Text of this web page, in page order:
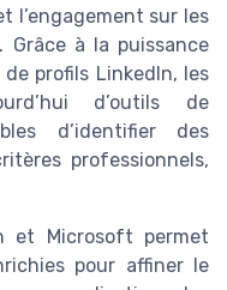
l’engagement sur les
Grâce à la puissance
profils LinkedIn, les
d’outils de
d’identifier des
professionnels,
et Microsoft permet
pour affiner le